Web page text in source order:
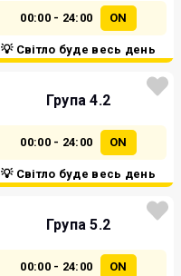
00:00 - 24:00 ON
💡 Світло буде весь день
Група 4.2
00:00 - 24:00 ON
💡 Світло буде весь день
Група 5.2
00:00 - 24:00 ON